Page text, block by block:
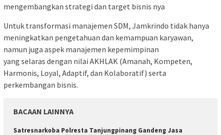
mengembangkan strategi dan target bisnis nya
Untuk transformasi manajemen SDM, Jamkrindo tidak hanya
meningkatkan pengetahuan dan kemampuan karyawan,
namun juga aspek manajemen kepemimpinan
yang selaras dengan nilai AKHLAK (Amanah, Kompeten,
Harmonis, Loyal, Adaptif, dan Kolaboratif) serta
perkembangan bisnis.
BACAAN LAINNYA
Satresnarkoba Polresta Tanjungpinang Gandeng Jasa